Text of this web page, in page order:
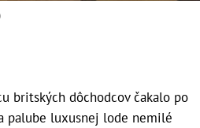
britských dôchodcov čakalo po
palube luxusnej lode nemilé